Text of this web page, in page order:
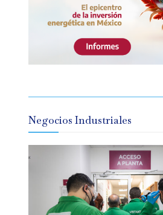
Negocios Industriales